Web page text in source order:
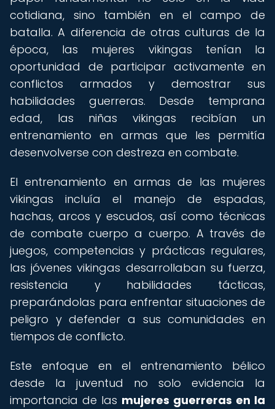
cotidiana, sino también en el campo de
batalla. A diferencia de otras culturas de la
época, las mujeres vikingas tenían la
oportunidad de participar activamente en
conflictos armados y demostrar sus
habilidades guerreras. Desde temprana
edad, las niñas vikingas recibían un
entrenamiento en armas que les permitía
desenvolverse con destreza en combate.
El entrenamiento en armas de las mujeres
vikingas incluía el manejo de espadas,
hachas, arcos y escudos, así como técnicas
de combate cuerpo a cuerpo. A través de
juegos, competencias y prácticas regulares,
las jóvenes vikingas desarrollaban su fuerza,
resistencia y habilidades tácticas,
preparándolas para enfrentar situaciones de
peligro y defender a sus comunidades en
tiempos de conflicto.
Este enfoque en el entrenamiento bélico
desde la juventud no solo evidencia la
importancia de las mujeres guerreras en la